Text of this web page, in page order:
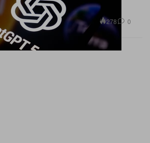
278 0